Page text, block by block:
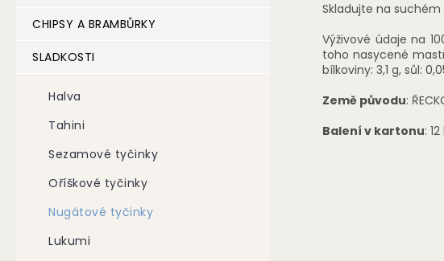
CHIPSY A BRAMBŮRKY
SLADKOSTI
Halva
Tahini
Sezamové tyčinky
Oříškové tyčinky
Nugátové tyčinky
Lukumi
Skladujte na
Výživové údaje na
toho nasycené
bílkoviny: 3,1 g, sůl:
Země původu:
Balení v kartonu: